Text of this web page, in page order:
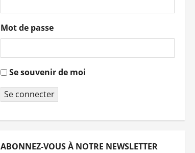
Mot de passe
Se souvenir de moi
Se connecter
ABONNEZ-VOUS À NOTRE NEWSLETTER